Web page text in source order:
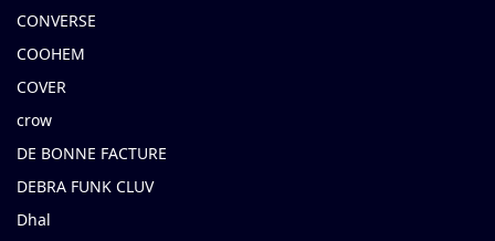
CONVERSE
COOHEM
COVER
crow
DE BONNE FACTURE
DEBRA FUNK CLUV
Dhal